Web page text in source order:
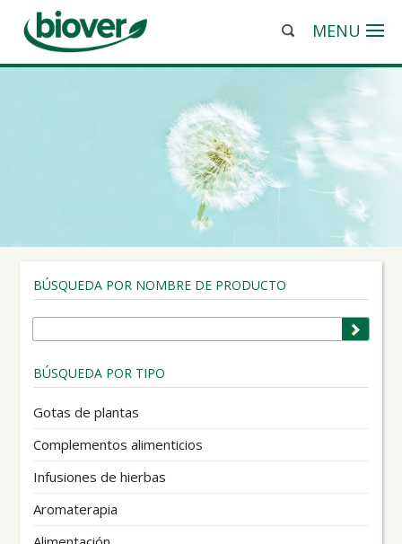
MENU
BÚSQUEDA POR NOMBRE DE PRODUCTO
BÚSQUEDA POR TIPO
Gotas de plantas
Complementos alimenticios
Infusiones de hierbas
Aromaterapia